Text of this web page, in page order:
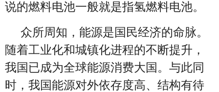
说的燃料电池一般就是指氢燃料电池。
众所周知，能源是国民经济的命脉。
随着工业化和城镇化进程的不断提升，
我国已成为全球能源消费大国。与此同
时，我国能源对外依存度高、结构有待